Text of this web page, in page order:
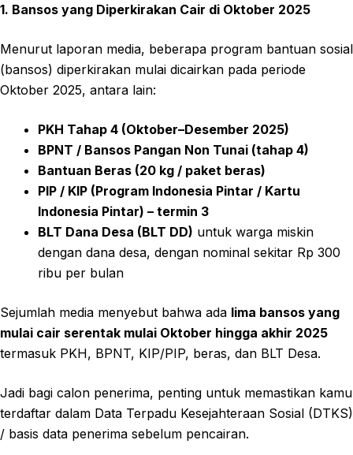
1. Bansos yang Diperkirakan Cair di Oktober 2025
Menurut laporan media, beberapa program bantuan sosial
(bansos) diperkirakan mulai dicairkan pada periode
Oktober 2025, antara lain:
PKH Tahap 4 (Oktober–Desember 2025)
BPNT / Bansos Pangan Non Tunai (tahap 4)
Bantuan Beras (20 kg / paket beras)
PIP / KIP (Program Indonesia Pintar / Kartu
Indonesia Pintar) – termin 3
BLT Dana Desa (BLT DD) untuk warga miskin
dengan dana desa, dengan nominal sekitar Rp 300
ribu per bulan
Sejumlah media menyebut bahwa ada lima bansos yang
mulai cair serentak mulai Oktober hingga akhir 2025
termasuk PKH, BPNT, KIP/PIP, beras, dan BLT Desa.
Jadi bagi calon penerima, penting untuk memastikan kamu
terdaftar dalam Data Terpadu Kesejahteraan Sosial (DTKS)
/ basis data penerima sebelum pencairan.